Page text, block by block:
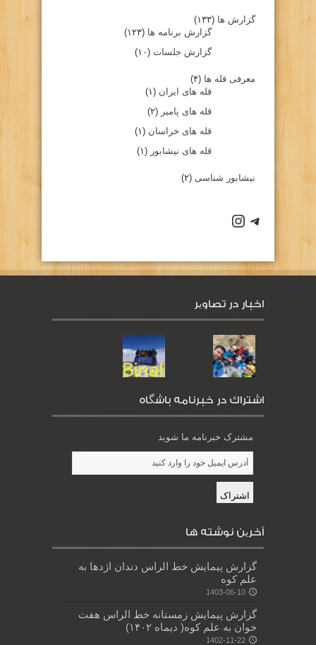
گزارش ها (۱۳۳)
گزارش برنامه ها (۱۲۳)
گزارش جلسات (۱۰)
معرفی قله ها (۴)
قله های ایران (۱)
قله های پامیر (۲)
قله های خراسان (۱)
قله های نیشابور (۱)
نیشابور شناسی (۲)
كانال تلگرام باشگاه
صفحه اينستاگرام باشگاه
اخبار در تصاویر
اشتراك در خبرنامه باشگاه
مشترک خبرنامه ما شوید
آخرین نوشته ها
گزارش پیمایش خط الراس دندان اژدها به
علم کوه
1403-06-10
گزارش پیمایش زمستانه خط الراس هفت
خوان به علم کوه( دیماه ۱۴۰۲)
1402-11-22